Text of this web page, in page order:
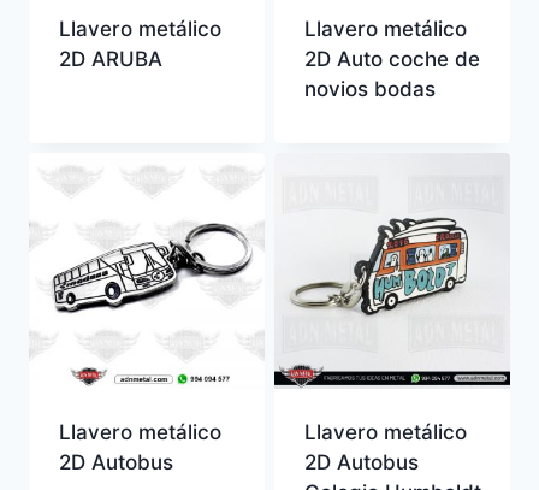
Llavero metálico
2D ARUBA
Llavero metálico
2D Auto coche de
novios bodas
Llavero metálico
2D Autobus
Llavero metálico
2D Autobus